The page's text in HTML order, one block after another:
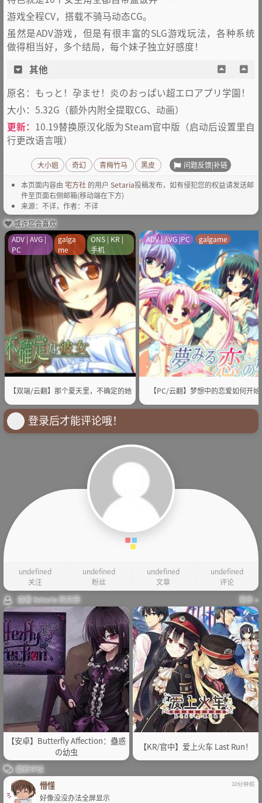
游戏全程CV，搭载不骑马动态CG。
虽然是ADV游戏，但是有很丰富的SLG游戏玩法，各种系统
做得相当好，多个结局，每个妹子独立好感度！
其他
原名：もっと！孕ませ！炎のおっぱい超エロアプリ学園！
大小：5.32G（额外内附全提取CG、动画）
更新： 10.19替换原汉化版为Steam官中版（启动后设置里自
行更改语言哦）
大小姐 奇幻 青梅竹马 黑皮 问题反馈|补链
本页面内容由 宅方社 的用户 Setaria投稿发布，如有侵犯您的权益请发送邮
件至页面右侧邮箱(移动端在下方)
来源：不详，作者：不详
或许您会喜欢
【双端/云翻】那个夏天里，不确定的她
ADV | AVG |
PC
galga
me
ONS | KR |
手机
【PC/云翻】梦想中的恋爱如何开始
ADV | AVG |PC galgame
登录后才能评论哦！
undefined
关注
undefined
粉丝
undefined
文章
undefined
评论
查看 Setaria 的文章
更多 »
【安卓】Butterfly Affection：蠱惑
の幼虫
【KR/官中】爱上火车 Last Run！
最新评论
懵懂 10分钟前
好像没没办法全屏显示